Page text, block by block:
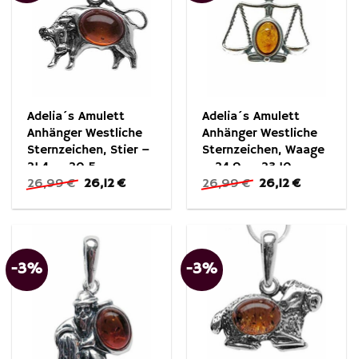
Adelia´s Amulett
Anhänger Westliche
Sternzeichen, Stier –
21.4. – 20.5.
26,99€ Ursprünglicher
war:
26,12€
ist:
Adelia´s Amulett
Anhänger Westliche
Sternzeichen, Waage
– 24.9. – 23.10.
26,99€ Ursprünglicher
war:
26,99 €
26,12€
ist:
-3% -3%